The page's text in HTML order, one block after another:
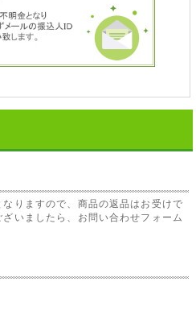
りますので、商品の返品はお受けで
いましたら、お問い合わせフォーム